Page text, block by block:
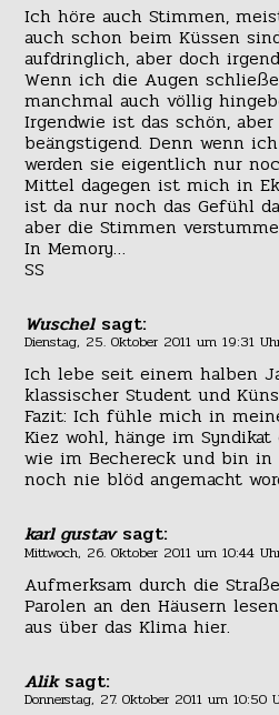
Ich höre auch Stimmen,
auch schon beim Küssen
aufdringlich, aber doch
Wenn ich die Augen
manchmal auch völlig
Irgendwie ist das schön,
beängstigend. Denn wenn
werden sie eigentlich nur
Mittel dagegen ist mich in
ist da nur noch das Gefühl
aber die Stimmen
In Memory…
SS
Wuschel sagt:
Dienstag, 25. Oktober 2011 um 19:31
Ich lebe seit einem halben
klassischer Student und
Fazit: Ich fühle mich in
Kiez wohl, hänge im
wie im Bechereck und bin
noch nie blöd angemacht
karl gustav sagt:
Mittwoch, 26. Oktober 2011 um 10:44
Aufmerksam durch die
Parolen an den Häusern
aus über das Klima hier.
Alik sagt:
Donnerstag, 27. Oktober 2011 um 10:50